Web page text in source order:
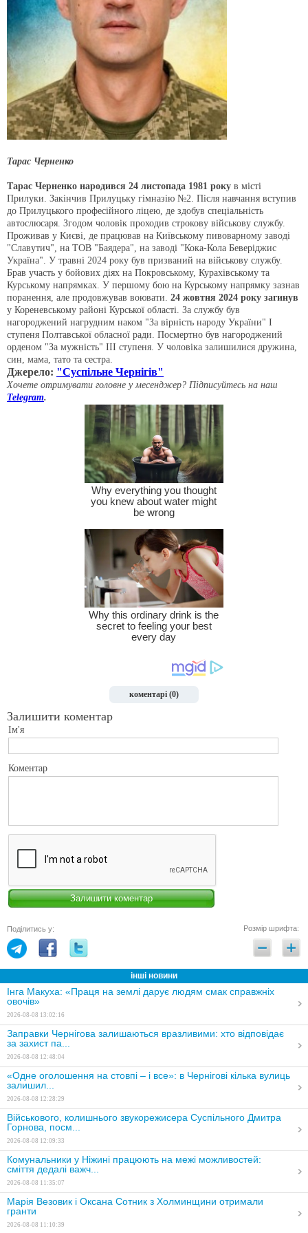
Тарас Черненко
Тарас Черненко народився 24 листопада 1981 року в місті
Прилуки. Закінчив Прилуцьку гімназію №2. Після навчання вступив
до Прилуцького професійного ліцею, де здобув спеціальність
автослюсаря. Згодом чоловік проходив строкову військову службу.
Проживав у Києві, де працював на Київському пивоварному заводі
"Славутич", на ТОВ "Баядера", на заводі "Кока-Кола Беверіджис
Україна". У травні 2024 року був призваний на військову службу.
Брав участь у бойових діях на Покровському, Курахівському та
Курському напрямках. У першому бою на Курському напрямку зазнав
поранення, але продовжував воювати. 24 жовтня 2024 року загинув
у Кореневському районі Курської області. За службу був
нагороджений нагрудним наком "За вірність народу України" І
ступеня Полтавської обласної ради. Посмертно був нагороджений
орденом "За мужність" ІІІ ступеня. У чоловіка залишилися дружина,
син, мама, тато та сестра.
Джерело: "Суспільне Чернігів"
Хочете отримувати головне у месенджер? Підписуйтесь на наш
Telegram.
коментарі (0)
Залишити коментар
Ім'я
Коментар
Поділитись у: Розмір шрифта:
інші новини
Інга Макуха: «Праця на землі дарує людям смак справжніх
овочів»
2026-08-08 13:02:16
Заправки Чернігова залишаються вразливими: хто відповідає
за захист па...
2026-08-08 12:48:04
«Одне оголошення на стовпі – і все»: в Чернігові кілька вулиць
залишил...
2026-08-08 12:28:29
Військового, колишнього звукорежисера Суспільного Дмитра
Горнова, посм...
2026-08-08 12:09:33
Комунальники у Ніжині працюють на межі можливостей:
сміття дедалі важч...
2026-08-08 11:35:07
Марія Везовик і Оксана Сотник з Холминщини отримали
гранти
2026-08-08 11:10:39